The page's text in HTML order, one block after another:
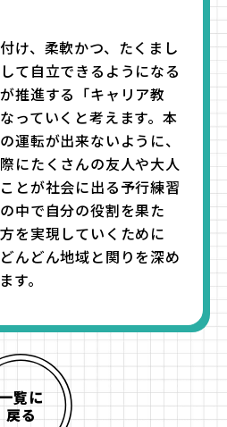
け、柔軟かつ、たくまし
て自立できるようになる
推進する「キャリア教
っていくと考えます。本
運転が出来ないように、
にたくさんの友人や大人
とが社会に出る予行練習
中で自分の役割を果た
を実現していくために
んどん地域と関りを深め
す。
覧に
戻る